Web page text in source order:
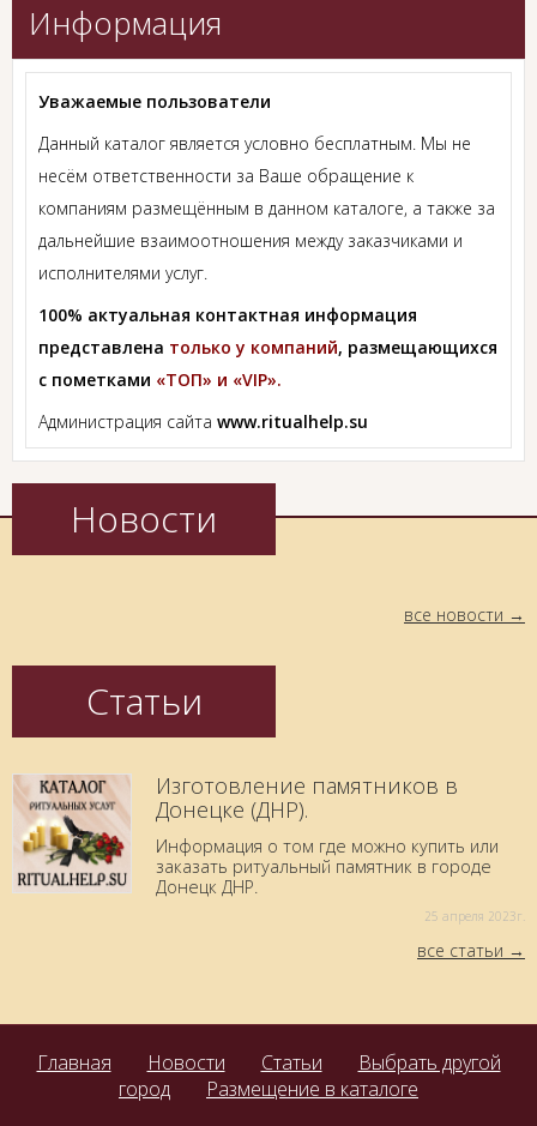
Информация
Уважаемые пользователи
Данный каталог является условно бесплатным. Мы не
несём ответственности за Ваше обращение к
компаниям размещённым в данном каталоге, а также за
дальнейшие взаимоотношения между заказчиками и
исполнителями услуг.
100% актуальная контактная информация
представлена только у компаний, размещающихся
с пометками «ТОП» и «VIP».
Администрация сайта www.ritualhelp.su
Новости
все новости
Статьи
Изготовление памятников в
Донецке (ДНР).
Информация о том где можно купить или
заказать ритуальный памятник в городе
Донецк ДНР.
25 aпреля 2023г.
все статьи
Главная Новости Статьи
Выбрать другой
город
Размещение в каталоге